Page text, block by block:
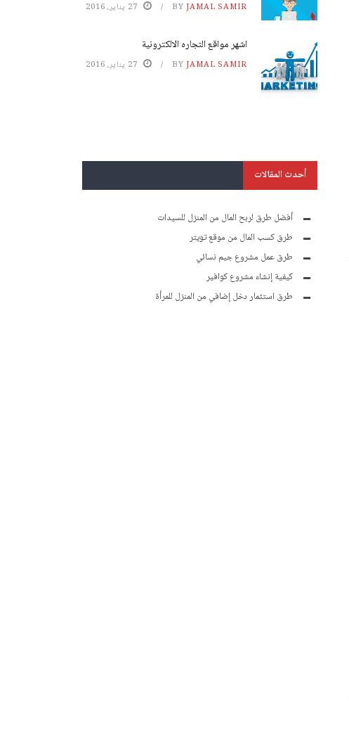
BY JAMAL SAMIR 27 يناير، 2016
اشهر مواقع التجاره الالكترونية
BY JAMAL SAMIR 27 يناير، 2016
أحدث المقالات
أفضل طرق لربح المال من المنزل للسيدات
طرق كسب المال من موقع تويتر
طرق عمل مشروع جيم نسائي
كيفية إنشاء مشروع كوافير
طرق استثمار دخل إضافي من المنزل للمرأة